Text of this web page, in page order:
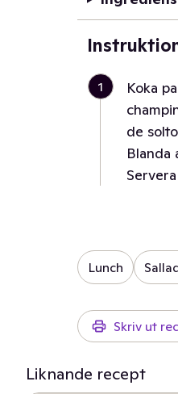
1
Koka
de
Blanda
Lunch
Skriv ut
Liknande recept